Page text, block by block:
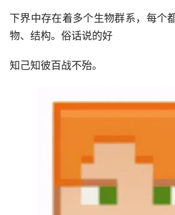
下界中存在着多个生物群系，每个
物、结构。俗话说的好
知己知彼百战不殆。